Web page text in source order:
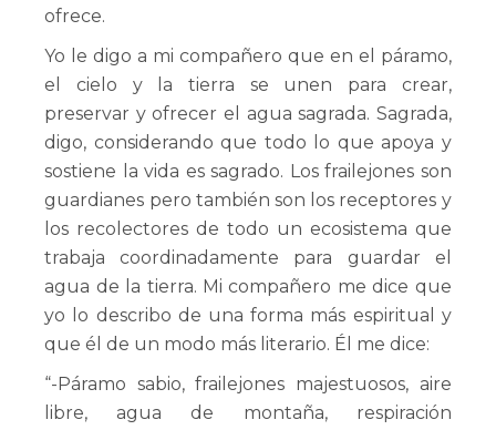
ofrece.
Yo le digo a mi compañero que en el páramo,
el cielo y la tierra se unen para crear,
preservar y ofrecer el agua sagrada. Sagrada,
digo, considerando que todo lo que apoya y
sostiene la vida es sagrado. Los frailejones son
guardianes pero también son los receptores y
los recolectores de todo un ecosistema que
trabaja coordinadamente para guardar el
agua de la tierra. Mi compañero me dice que
yo lo describo de una forma más espiritual y
que él de un modo más literario. Él me dice:
“-Páramo sabio, frailejones majestuosos, aire
libre, agua de montaña, respiración